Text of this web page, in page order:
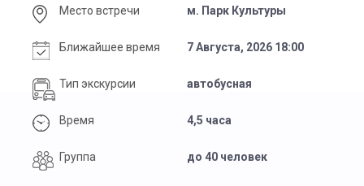
Место встречи м. Парк Культуры
Ближайшее время 7 Августа, 2026 18:00
Тип экскурсии автобусная
Время 4,5 часа
Группа до 40 человек